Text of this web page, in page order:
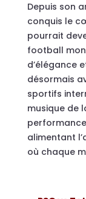
Depuis son
conquis le
pourrait
football
d’élégance
désormais
sportifs
musique de
alimentant
où chaque